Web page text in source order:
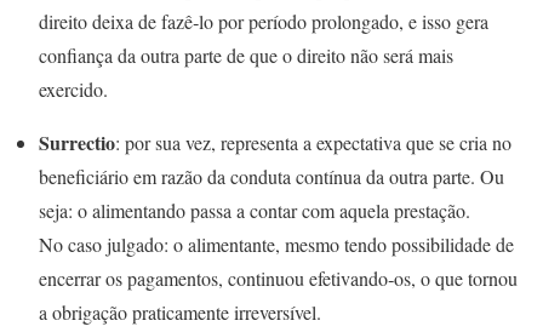
direito deixa de fazê‑lo por período prolongado, e isso gera
confiança da outra parte de que o direito não será mais
exercido.
Surrectio: por sua vez, representa a expectativa que se cria no
beneficiário em razão da conduta contínua da outra parte. Ou
seja: o alimentando passa a contar com aquela prestação.
No caso julgado: o alimentante, mesmo tendo possibilidade de
encerrar os pagamentos, continuou efetivando‑os, o que tornou
a obrigação praticamente irreversível.